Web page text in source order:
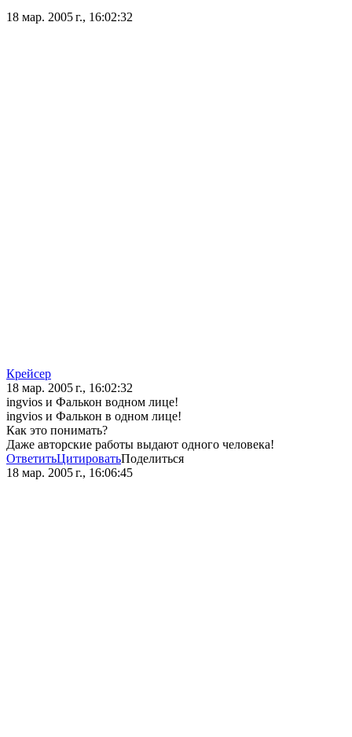
18 мар. 2005 г., 16:02:32
Крейсер
18 мар. 2005 г., 16:02:32
ingvios и Фалькон водном лице!
ingvios и Фалькон в одном лице!
Как это понимать?
Даже авторские работы выдают одного человека!
ОтветитьЦитироватьПоделиться
18 мар. 2005 г., 16:06:45